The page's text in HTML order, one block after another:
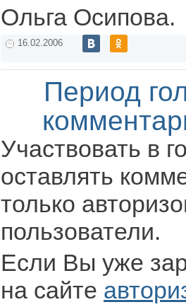
Ольга Осипова.
16.02.2006
Период
Участвовать в
оставлять
только
пользователи.
Если Вы уже
на сайте